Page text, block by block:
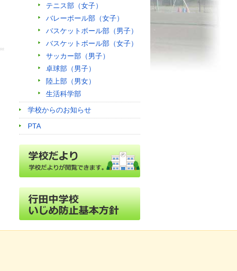
テニス部（女子）
バレーボール部（女子）
バスケットボール部（男子）
バスケットボール部（女子）
サッカー部（男子）
卓球部（男子）
陸上部（男女）
生活科学部
学校からのお知らせ
PTA